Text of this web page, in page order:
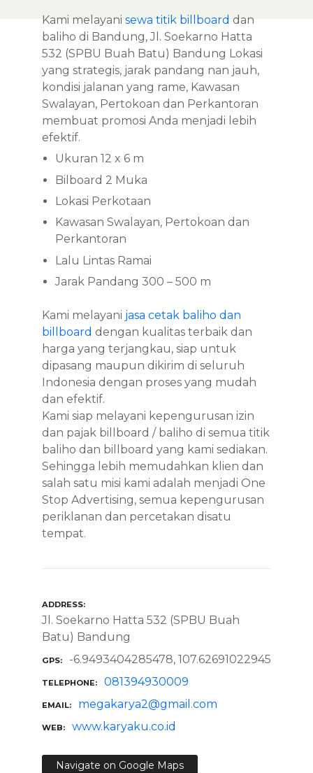
Kami melayani sewa titik billboard dan
baliho di Bandung, Jl. Soekarno Hatta
532 (SPBU Buah Batu) Bandung Lokasi
yang strategis, jarak pandang nan jauh,
kondisi jalanan yang rame, Kawasan
Swalayan, Pertokoan dan Perkantoran
membuat promosi Anda menjadi lebih
efektif.
Ukuran 12 x 6 m
Bilboard 2 Muka
Lokasi Perkotaan
Kawasan Swalayan, Pertokoan dan
Perkantoran
Lalu Lintas Ramai
Jarak Pandang 300 – 500 m
Kami melayani jasa cetak baliho dan
billboard dengan kualitas terbaik dan
harga yang terjangkau, siap untuk
dipasang maupun dikirim di seluruh
Indonesia dengan proses yang mudah
dan efektif.
Kami siap melayani kepengurusan izin
dan pajak billboard / baliho di semua titik
baliho dan billboard yang kami sediakan.
Sehingga lebih memudahkan klien dan
salah satu misi kami adalah menjadi One
Stop Advertising, semua kepengurusan
periklanan dan percetakan disatu
tempat.
ADDRESS
Jl. Soekarno Hatta 532 (SPBU Buah
Batu) Bandung
GPS -6.9493404285478, 107.62691022945
TELEPHONE 081394930009
EMAIL megakarya2@gmail.com
WEB www.karyaku.co.id
Navigate on Google Maps